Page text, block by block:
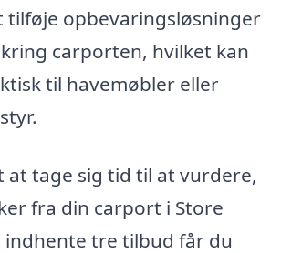
opbevaringsløsninger
carporten, hvilket kan
til havemøbler eller
at tage sig tid til at vurdere,
fra din carport i Store
indhente tre tilbud får du